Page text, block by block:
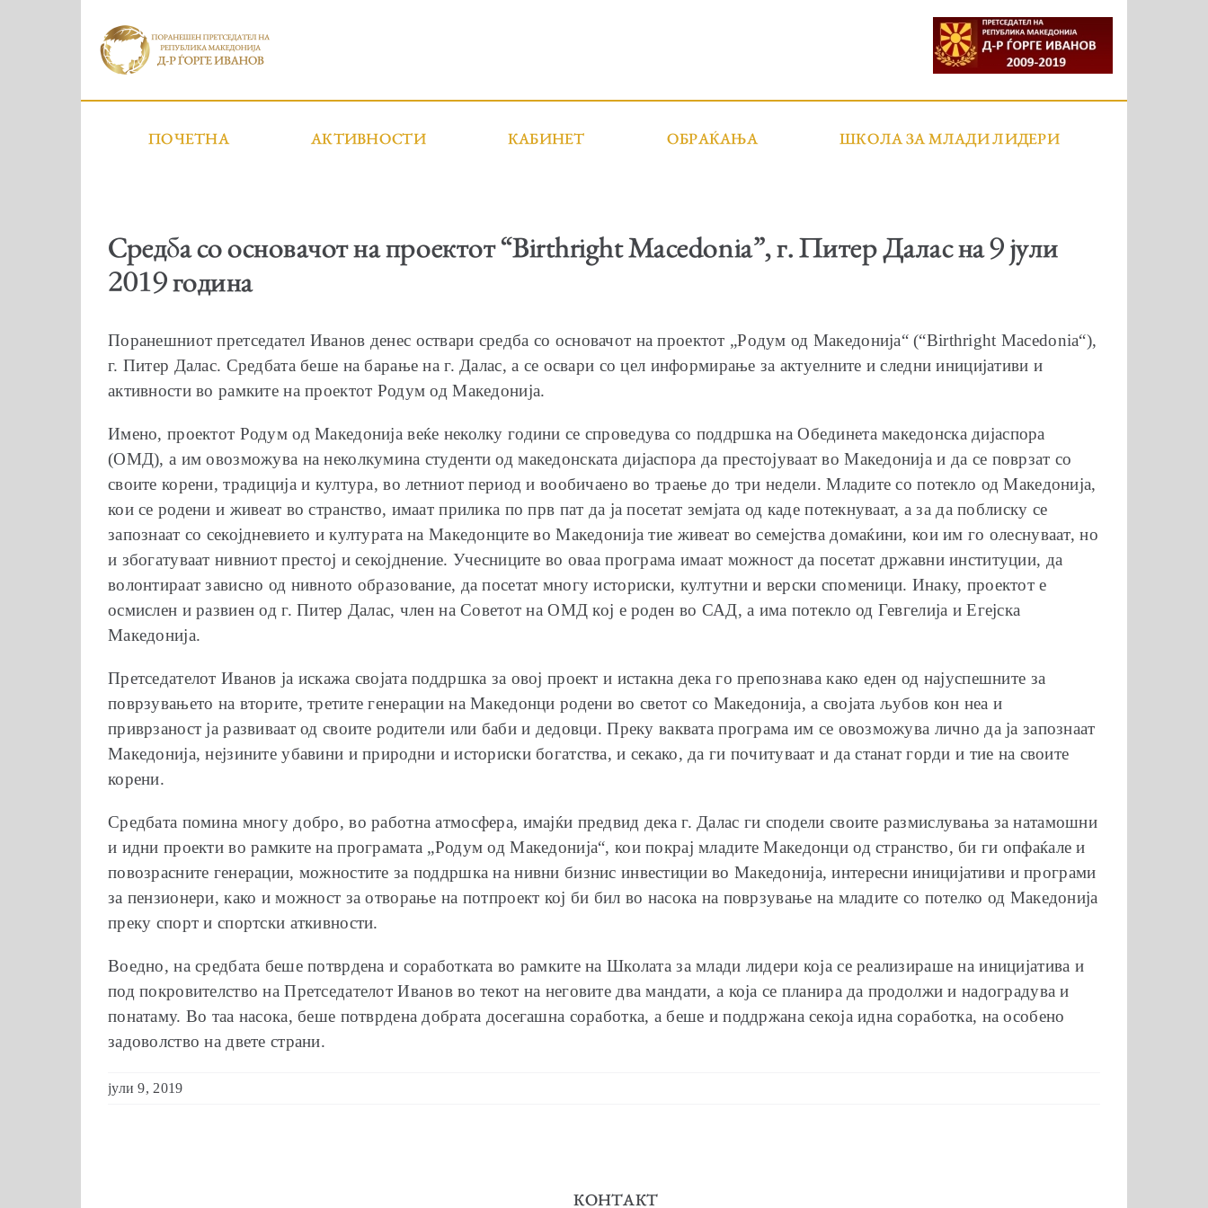
ПОЧЕТНА АКТИВНОСТИ КАБИНЕТ ОБРАЌАЊА ШКОЛА ЗА МЛАДИ ЛИДЕРИ
Средба со основачот на проектот “Birthright Macedonia”, г. Питер Далас на 9 јули
2019 година
Поранешниот претседател Иванов денес оствари средба со основачот на проектот „Рoдум од Македонија“ (“Birthright Macedonia“),
г. Питер Далас. Средбата беше на барање на г. Далас, а се освари со цел информирање за актуелните и следни иницијативи и
активности во рамките на проектот Родум од Македонија.
Имено, проектот Родум од Македонија веќе неколку години се спроведува со поддршка на Обединета македонска дијаспора
(ОМД), а им овозможува на неколкумина студенти од македонската дијаспора да престојуваат во Македонија и да се поврзат со
своите корени, традиција и култура, во летниот период и вообичаено во траење до три недели. Младите со потекло од Македонија,
кои се родени и живеат во странство, имаат прилика по прв пат да ја посетат земјата од каде потекнуваат, а за да поблиску се
запознаат со секојдневието и културата на Македонците во Македонија тие живеат во семејства домаќини, кои им го олеснуваат, но
и збогатуваат нивниот престој и секојднение. Учесниците во оваа програма имаат можност да посетат државни институции, да
волонтираат зависно од нивното образование, да посетат многу историски, култутни и верски споменици. Инаку, проектот е
осмислен и развиен од г. Питер Далас, член на Советот на ОМД кој е роден во САД, а има потекло од Гевгелија и Егејска
Македонија.
Претседателот Иванов ја искажа својата поддршка за овој проект и истакна дека го препознава како еден од најуспешните за
поврзувањето на вторите, третите генерации на Македонци родени во светот со Македонија, а својата љубов кон неа и
приврзаност ја развиваат од своите родители или баби и дедовци. Преку ваквата програма им се овозможува лично да ја запознаат
Македонија, нејзините убавини и природни и историски богатства, и секако, да ги почитуваат и да станат горди и тие на своите
корени.
Средбата помина многу добро, во работна атмосфера, имајќи предвид дека г. Далас ги сподели своите размислувања за натамошни
и идни проекти во рамките на програмата „Родум од Македонија“, кои покрај младите Македонци од странство, би ги опфаќале и
повозрасните генерации, можностите за поддршка на нивни бизнис инвестиции во Македонија, интересни иницијативи и програми
за пензионери, како и можност за отворање на потпроект кој би бил во насока на поврзување на младите со потелко од Македонија
преку спорт и спортски аткивности.
Воедно, на средбата беше потврдена и соработката во рамките на Школата за млади лидери која се реализираше на иницијатива и
под покровителство на Претседателот Иванов во текот на неговите два мандати, а која се планира да продолжи и надоградува и
понатаму. Во таа насока, беше потврдена добрата досегашна соработка, а беше и поддржана секоја идна соработка, на особено
задоволство на двете страни.
јули 9, 2019
КОНТАКТ